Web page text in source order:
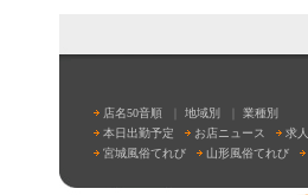
店名50音順 地域別
業種別
本日出勤予定
お店ニュース 求人
宮城風俗てれび
山形風俗てれび